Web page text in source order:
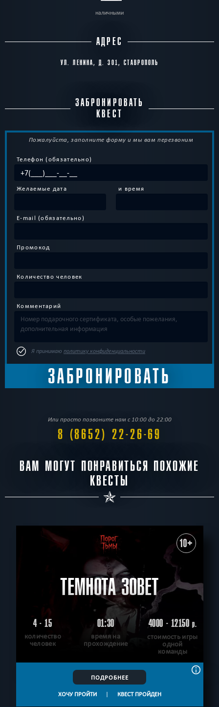
наличными
АДРЕС
УЛ. ЛЕНИНА, Д. 301, СТАВРОПОЛЬ
ЗАБРОНИРОВАТЬ
КВЕСТ
Пожалуйста, заполните форму и мы вам перезвоним
Телефон (обязательно)
Желаемые дата и время
E-mail (обязательно)
Промокод
Количество человек
Комментарий
Я принимаю политику конфиденциальности
Или просто позвоните нам с 10:00 до 22:00
8 (8652) 22-26-69
ВАМ МОГУТ ПОНРАВИТЬСЯ ПОХОЖИЕ
КВЕСТЫ
10+
ТЕМНОТА ЗОВЕТ
4 - 15
количество
человек
01:30
время на
прохождение
4000 - 12150р.
стоимость игры
одной
команды
ПОДРОБНЕЕ
ХОЧУ ПРОЙТИ | КВЕСТ ПРОЙДЕН